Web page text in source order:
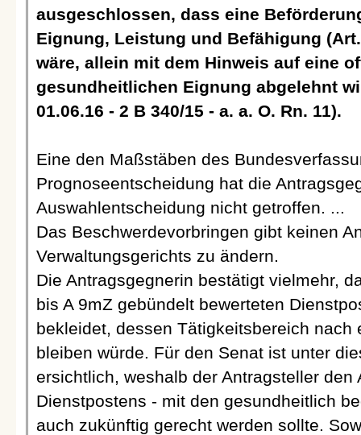
ausgeschlossen, dass eine
Eignung, Leistung und Befähigung
wäre, allein mit dem Hinweis auf eine
gesundheitlichen Eignung abgelehnt
01.06.16 - 2 B 340/15 - a. a. O. Rn. 11).
Eine den Maßstäben des
Prognoseentscheidung hat die
Auswahlentscheidung nicht getroffen. ...
Das Beschwerdevorbringen gibt keinen
Verwaltungsgerichts zu ändern.
Die Antragsgegnerin bestätigt vielmehr,
bis A 9mZ gebündelt bewerteten
bekleidet, dessen Tätigkeitsbereich nach
bleiben würde. Für den Senat ist unter
ersichtlich, weshalb der Antragsteller den
Dienstpostens - mit den gesundheitlich
auch zukünftig gerecht werden sollte.